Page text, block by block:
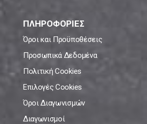
ΠΛΗΡΟΦΟΡΙΕΣ
Όροι και Προϋποθέσεις
Προσωπικά Δεδομένα
Πολιτική Cookies
Επιλογές Cookies
Όροι Διαγωνισμών
Διαγωνισμοί